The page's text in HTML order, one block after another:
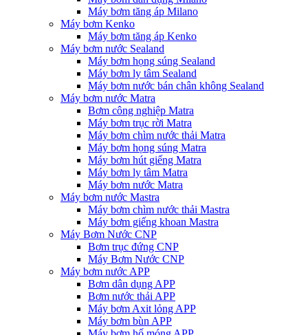
Máy bơm tăng áp Milano
Máy bơm Kenko
Máy bơm tăng áp Kenko
Máy bơm nước Sealand
Máy bơm họng súng Sealand
Máy bơm ly tâm Sealand
Máy bơm nước bán chân không Sealand
Máy bơm nước Matra
Bơm công nghiệp Matra
Máy bơm trục rời Matra
Máy bơm chìm nước thải Matra
Máy bơm họng súng Matra
Máy bơm hút giếng Matra
Máy bơm ly tâm Matra
Máy bơm nước Matra
Máy bơm nước Mastra
Máy bơm chìm nước thải Mastra
Máy bơm giếng khoan Mastra
Máy Bơm Nước CNP
Bơm trục đứng CNP
Máy Bơm Nước CNP
Máy bơm nước APP
Bơm dân dụng APP
Bơm nước thải APP
Máy bơm Axit lỏng APP
Máy bơm bùn APP